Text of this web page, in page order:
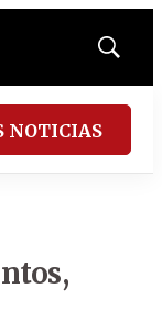
Mostrar
NOTICIAS